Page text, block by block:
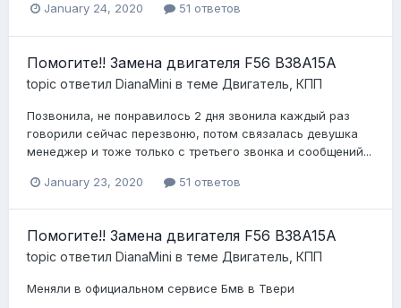
January 24, 2020 51 ответов
Помогите!! Замена двигателя F56 B38A15A
topic ответил DianaMini в теме Двигатель, КПП
Позвонила, не понравилось 2 дня звонила каждый раз
говорили сейчас перезвоню, потом связалась девушка
менеджер и тоже только с третьего звонка и сообщений...
January 23, 2020 51 ответов
Помогите!! Замена двигателя F56 B38A15A
topic ответил DianaMini в теме Двигатель, КПП
Меняли в официальном сервисе Бмв в Твери